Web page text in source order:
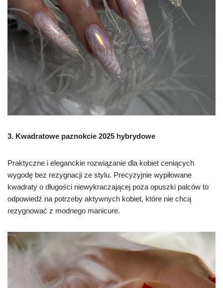
3. Kwadratowe paznokcie 2025 hybrydowe
Praktyczne i eleganckie rozwiązanie dla kobiet ceniących
wygodę bez rezygnacji ze stylu. Precyzyjnie wypiłowane
kwadraty o długości niewykraczającej poza opuszki palców to
odpowiedź na potrzeby aktywnych kobiet, które nie chcą
rezygnować z modnego manicure.